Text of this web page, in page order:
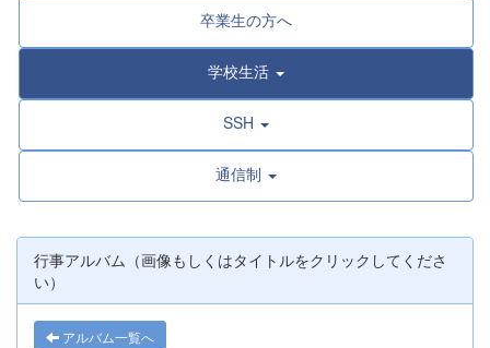
卒業生の方へ
学校生活
SSH
通信制
行事アルバム（画像もしくはタイトルをクリックしてくださ
い）
アルバム一覧へ